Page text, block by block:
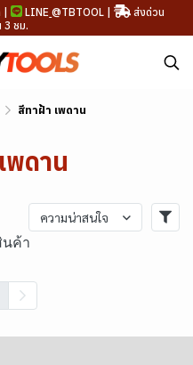
| LINE @TBTOOL |
ส่งด่วน
3 ชม.
สีทาฝ้า เพดาน
พดาน
ความน่าสนใจ
ค้า